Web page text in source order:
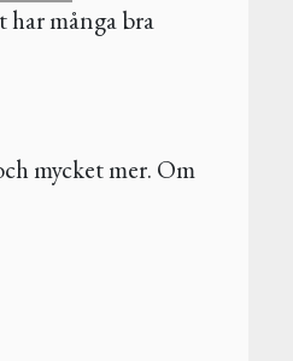
har många bra
mycket mer. Om